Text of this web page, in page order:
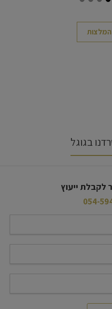
בגוגל
לקבלת ייעוץ
054-